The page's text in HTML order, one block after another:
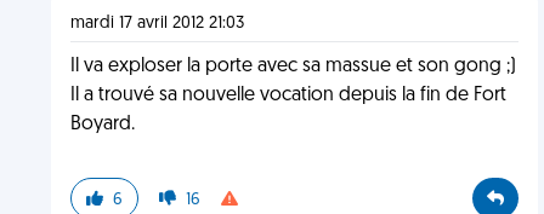
mardi 17 avril 2012 21:03
Il va exploser la porte avec sa massue et son gong ;)
Il a trouvé sa nouvelle vocation depuis la fin de Fort
Boyard.
6 16